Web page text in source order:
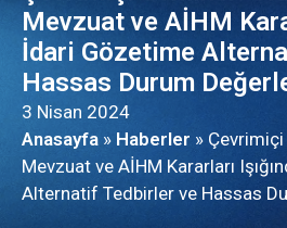
YAYINLAR
HABERLER
FAYDALANICI
HIKAYELERI
İLETIŞIM
TÜRKÇE
Mevzuat ve AİHM
İdari Gözetime
Hassas Durum
3 Nisan 2024
Anasayfa » Haberler » Çevrimiçi
Mevzuat ve AİHM Kararları
Alternatif Tedbirler ve Hassas